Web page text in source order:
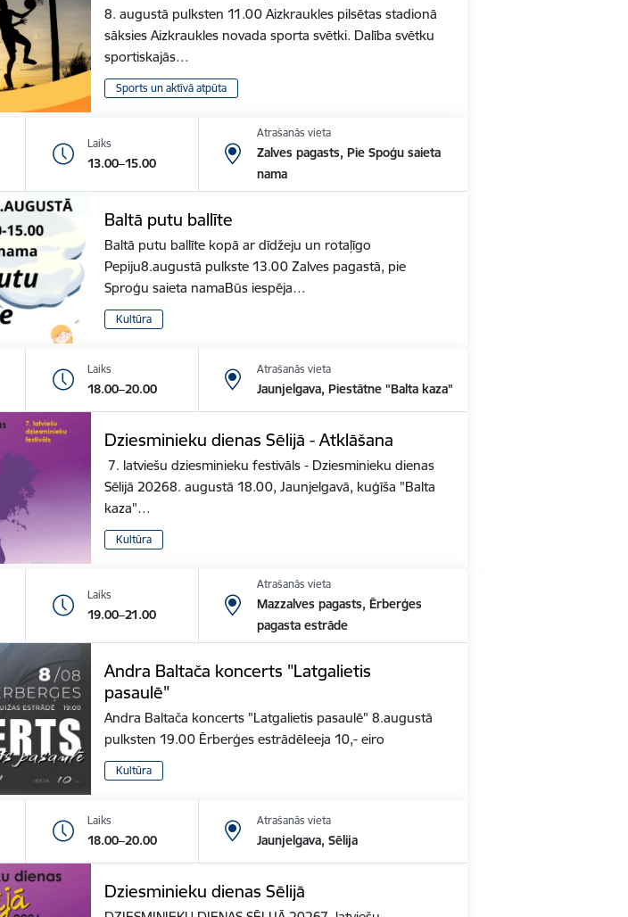
8. augustā pulksten 11.00 Aizkraukles pilsētas stadionā
sāksies Aizkraukles novada sporta svētki. Dalība svētku
sportiskajās…
Sports un aktīvā atpūta
Laiks
13.00–15.00
Atrašanās vieta
Zalves pagasts, Pie Spoģu saieta
nama
Baltā putu ballīte
Baltā putu ballīte kopā ar dīdžeju un rotaļīgo
Pepiju8.augustā pulkste 13.00 Zalves pagastā, pie
Sproģu saieta namaBūs iespēja…
Kultūra
Laiks
18.00–20.00
Atrašanās vieta
Jaunjelgava, Piestātne "Balta kaza"
Dziesminieku dienas Sēlijā - Atklāšana
7. latviešu dziesminieku festivāls - ​Dziesminieku dienas
Sēlijā 20268. augustā 18.00, Jaunjelgavā, kuģīša "Balta
kaza"…
Kultūra
Laiks
19.00–21.00
Atrašanās vieta
Mazzalves pagasts, Ērberģes
pagasta estrāde
Andra Baltača koncerts "Latgalietis
pasaulē"
Andra Baltača koncerts "Latgalietis pasaulē" 8.augustā
pulksten 19.00 Ērberģes estrādēIeeja 10,- eiro
Kultūra
Laiks
18.00–20.00
Atrašanās vieta
Jaunjelgava, Sēlija
Dziesminieku dienas Sēlijā